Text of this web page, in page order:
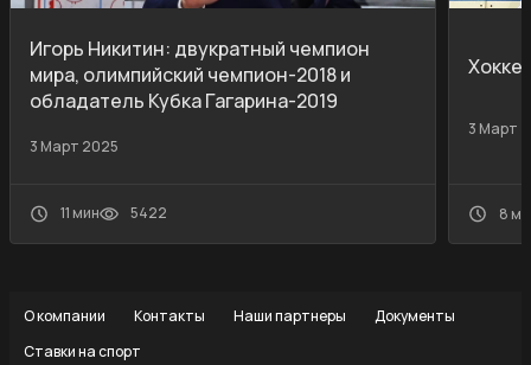
Игорь Никитин: двукратный чемпион
мира, олимпийский чемпион-2018 и
обладатель Кубка Гагарина-2019
3 Март 2025
11 мин 5422
3 Март
8
О компании Контакты Наши партнеры
Документы
Ставки на спорт